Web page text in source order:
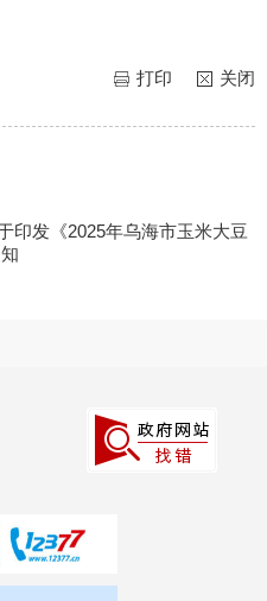
关闭
打印
印发《2025年乌海市玉米大豆